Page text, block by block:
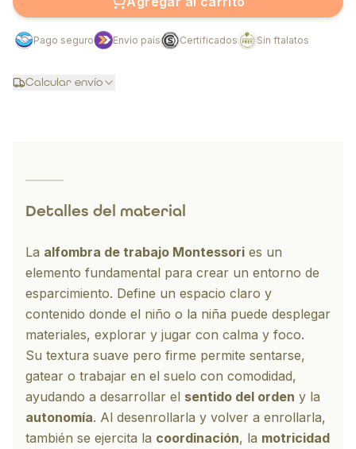
Pago seguro Envío país Certificados Sin ftalatos
Calcular envío
Detalles del material
La alfombra de trabajo Montessori es un
elemento fundamental para crear un entorno de
esparcimiento. Define un espacio claro y
contenido donde el niño o la niña puede desplegar
materiales, explorar y jugar con calma y foco.
Su textura suave pero firme permite sentarse,
gatear o trabajar en el suelo con comodidad,
ayudando a desarrollar el sentido del orden y la
autonomía. Al desenrollarla y volver a enrollarla,
también se ejercita la coordinación, la motricidad